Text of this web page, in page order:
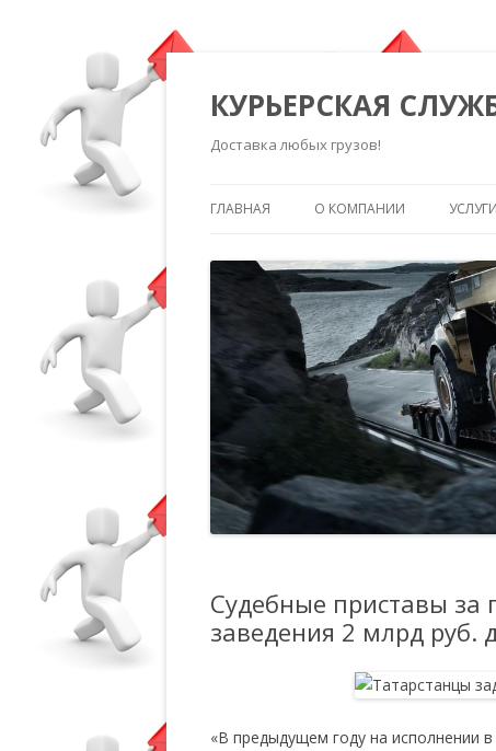
КУРЬЕРСКАЯ
Доставка любых грузов!
ГЛАВНАЯ О КОМПАНИИ УСЛУГИ
Судебные приставы за
заведения 2 млрд руб.
«В предыдущем году на исполнении